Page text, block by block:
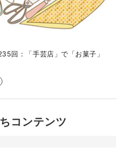
回：「手芸店」で「お菓子」
コンテンツ